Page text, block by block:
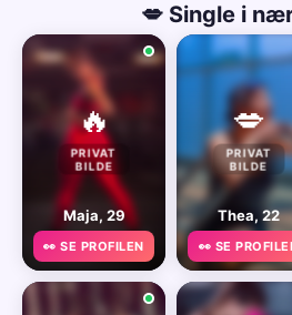
💋 Single i
🔥
PRIVAT
BILDE
Maja, 29
👀 SE PROFILEN
💋
PRIVAT
BILDE
Thea, 22
👀 SE